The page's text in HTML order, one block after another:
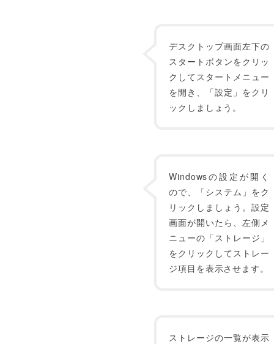
デスクトップ画面左下の
スタートボタンをクリッ
クしてスタートメニュー
を開き、「設定」をクリ
ックしましょう。
Windowsの設定が開く
ので、「システム」をク
リックしましょう。設定
画面が開いたら、左側メ
ニューの「ストレージ」
をクリックしてストレー
ジ項目を表示させます。
ストレージの一覧が表示